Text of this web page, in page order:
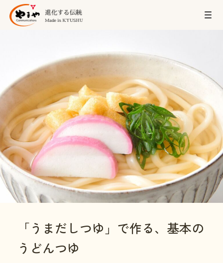
「うまだしつゆ」で作る、基本の
うどんつゆ